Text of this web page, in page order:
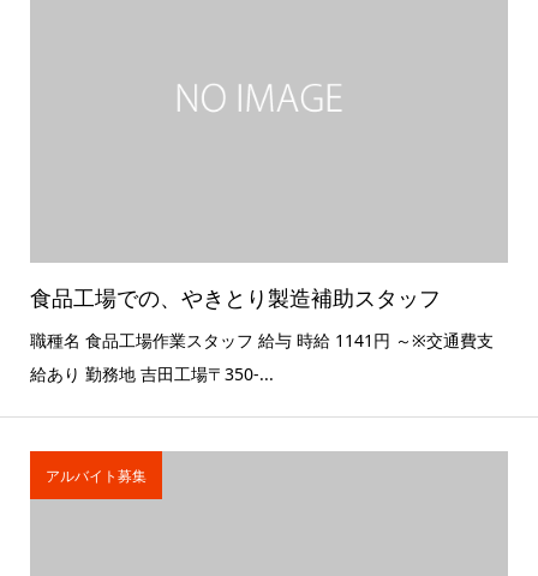
食品工場での、やきとり製造補助スタッフ
職種名 食品工場作業スタッフ 給与 時給 1141円 ～※交通費支
給あり 勤務地 吉田工場〒350-...
アルバイト募集